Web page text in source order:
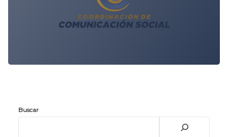
Buscar